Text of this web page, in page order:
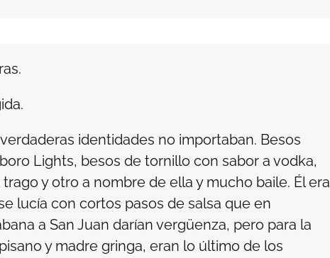
identidades no importaban. Besos
Lights, besos de tornillo con sabor a vodka,
y otro a nombre de ella y mucho baile. Él era
lucía con cortos pasos de salsa que en
a San Juan darían vergüenza, pero para la
y madre gringa, eran lo último de los